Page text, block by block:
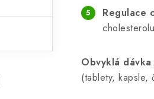
Regulace
Obvyklá dávka
(tablety, kapsle,